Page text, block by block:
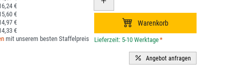
€
€
€
€
mit unserem besten Staffelpreis *